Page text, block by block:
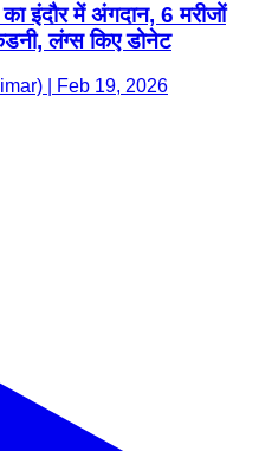
इंदौर में अंगदान, 6 मरीजों
लंग्स किए डोनेट
| Feb 19, 2026